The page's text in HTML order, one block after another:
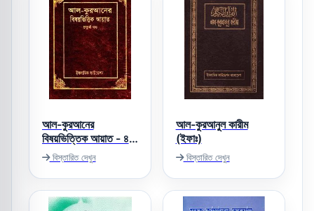
আল-কুরআনের
বিষয়ভিত্তিক আয়াত - ৪র্থ
খন্ডবিস্তারিত দেখুন
আল-কুরআনুল কারীম
(ইফাঃ)
বিস্তারিত দেখুন